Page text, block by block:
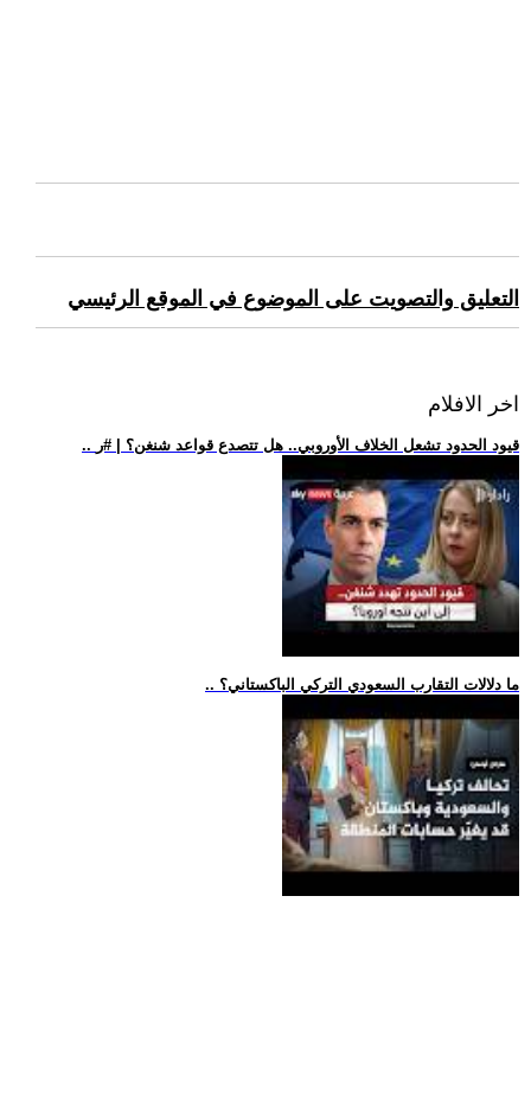
التعليق والتصويت على الموضوع في الموقع الرئيسي
اخر الافلام
.. قيود الحدود تشعل الخلاف الأوروبي.. هل تتصدع قواعد شنغن؟ | #ر
.. ما دلالات التقارب السعودي التركي الباكستاني؟